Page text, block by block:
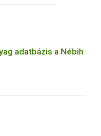
adatbázis a Nébih